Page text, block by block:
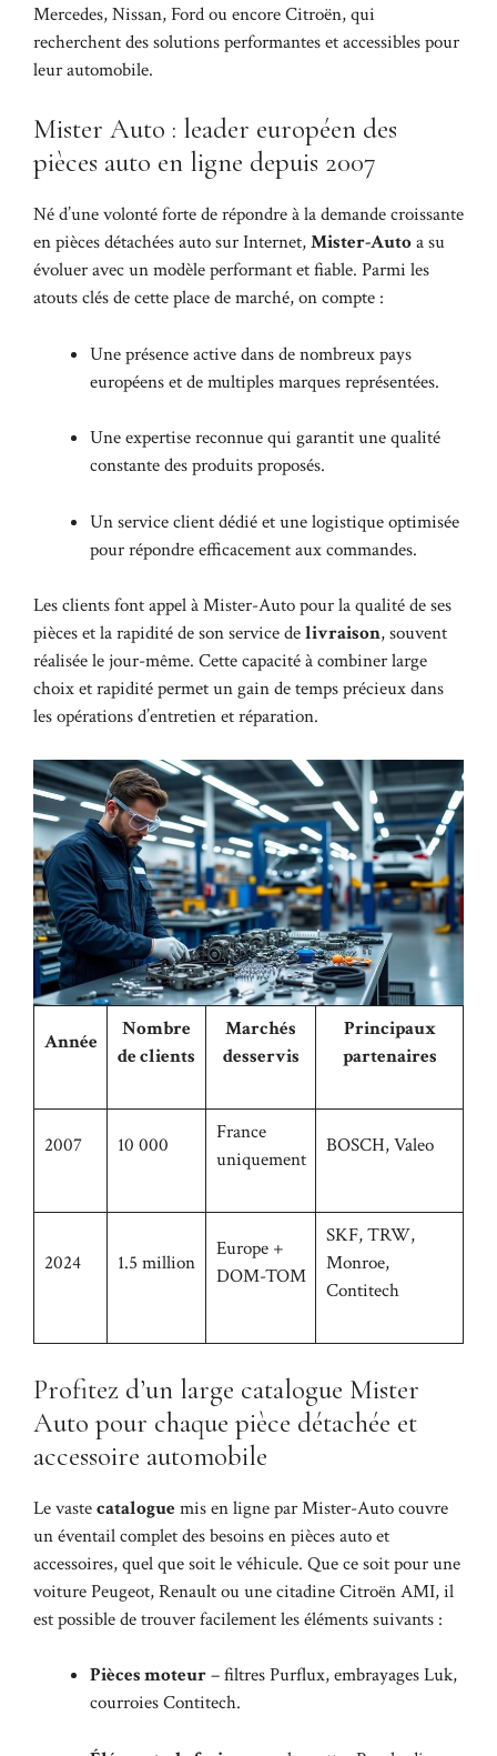
Mercedes, Nissan, Ford ou encore Citroën, qui
recherchent des solutions performantes et accessibles pour
leur automobile.
Mister Auto : leader européen des
pièces auto en ligne depuis 2007
Né d’une volonté forte de répondre à la demande croissante
en pièces détachées auto sur Internet,Mister-Autoa su
évoluer avec un modèle performant et fiable. Parmi les
atouts clés de cette place de marché, on compte :
Une présence active dans de nombreux pays
européens et de multiples marques représentées.
Une expertise reconnue qui garantit une qualité
constante des produits proposés.
Un service client dédié et une logistique optimisée
pour répondre efficacement aux commandes.
Les clients font appel à Mister-Auto pour la qualité de ses
pièces et la rapidité de son service delivraison, souvent
réalisée le jour-même. Cette capacité à combiner large
choix et rapidité permet un gain de temps précieux dans
les opérations d’entretien et réparation.
Année
Nombre
de clients
Marchés
desservis
Principaux
partenaires
2007 10 000
France
uniquement
BOSCH, Valeo
2024 1.5 million
Europe +
DOM-TOM
SKF, TRW,
Monroe,
Contitech
Profitez d’un large catalogue Mister
Auto pour chaque pièce détachée et
accessoire automobile
Le vastecataloguemis en ligne par Mister-Auto couvre
un éventail complet des besoins en pièces auto et
accessoires, quel que soit le véhicule. Que ce soit pour une
voiture Peugeot, Renault ou une citadine Citroën AMI, il
est possible de trouver facilement les éléments suivants :
Pièces moteur– filtres Purflux, embrayages Luk,
courroies Contitech.